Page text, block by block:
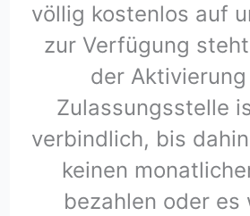
völlig kostenlos auf
zur Verfügung
der
Zulassungsstelle
verbindlich, bis
keinen
bezahlen oder es